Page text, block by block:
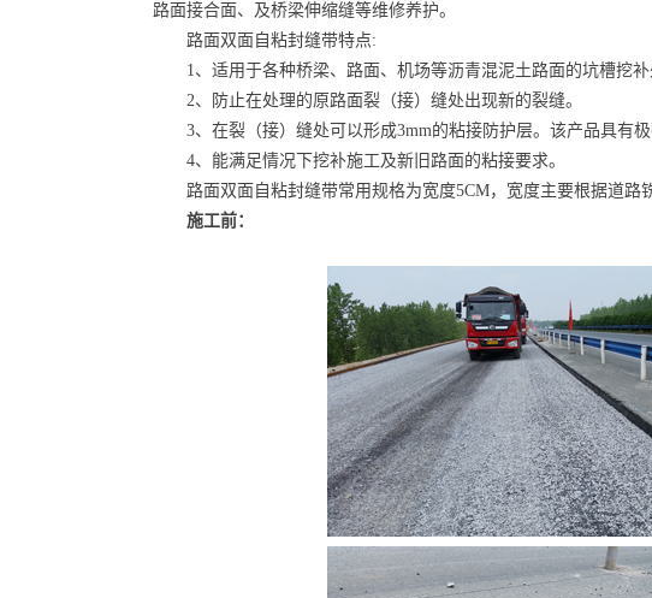
路面接合面、及桥梁伸缩缝等维修养护。
路面双面自粘封缝带特点:
1、适用于各种桥梁、路面、机场等沥青混泥土路面的坑槽挖补
2、防止在处理的原路面裂（接）缝处出现新的裂缝。
3、在裂（接）缝处可以形成3mm的粘接防护层。该产品具有极
4、能满足情况下挖补施工及新旧路面的粘接要求。
路面双面自粘封缝带常用规格为宽度5CM，宽度主要根据道路铣
施工前：